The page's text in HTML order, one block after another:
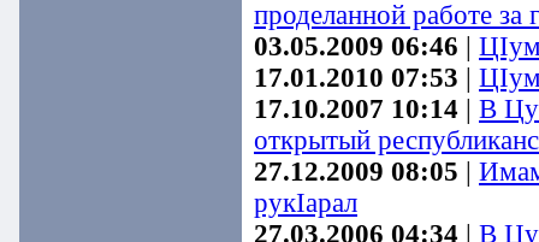
проделанной работе за
03.05.2009 06:46 |
17.01.2010 07:53 |
17.10.2007 10:14 | В
открытый
27.12.2009 08:05 |
рукIарал
27.03.2006 04:34 | В